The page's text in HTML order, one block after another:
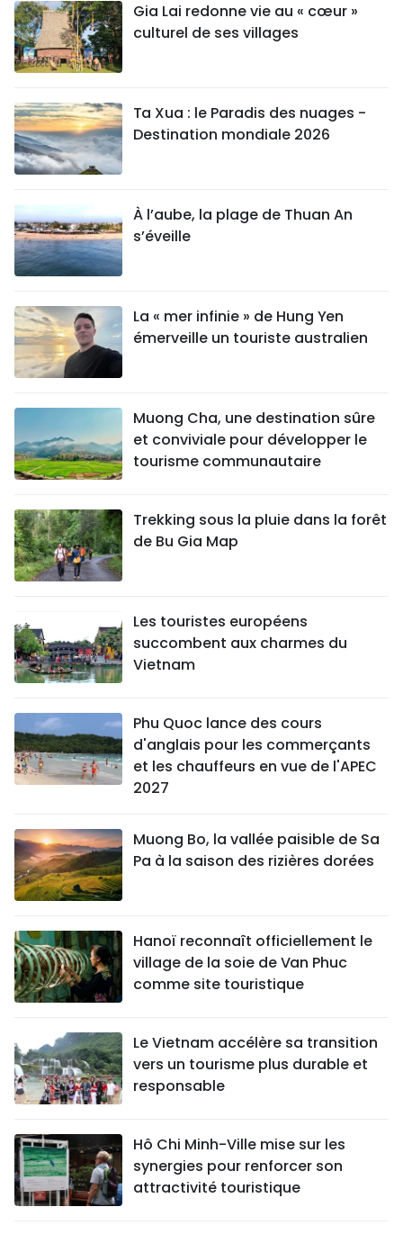
Gia Lai redonne vie au « cœur »
culturel de ses villages
Ta Xua : le Paradis des nuages -
Destination mondiale 2026
À l’aube, la plage de Thuan An
s’éveille
La « mer infinie » de Hung Yen
émerveille un touriste australien
Muong Cha, une destination sûre
et conviviale pour développer le
tourisme communautaire
Trekking sous la pluie dans la forêt
de Bu Gia Map
Les touristes européens
succombent aux charmes du
Vietnam
Phu Quoc lance des cours
d'anglais pour les commerçants
et les chauffeurs en vue de l'APEC
2027
Muong Bo, la vallée paisible de Sa
Pa à la saison des rizières dorées
Hanoï reconnaît officiellement le
village de la soie de Van Phuc
comme site touristique
Le Vietnam accélère sa transition
vers un tourisme plus durable et
responsable
Hô Chi Minh-Ville mise sur les
synergies pour renforcer son
attractivité touristique